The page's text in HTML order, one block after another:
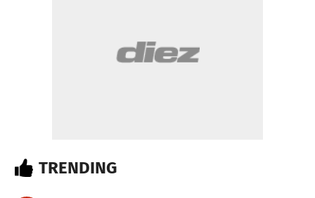
TRENDING